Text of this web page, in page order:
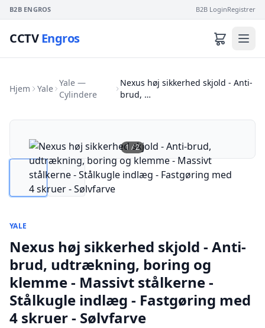
B2B ENGROS B2B LoginRegistrer
CCTVEngros
Hjem Yale
Yale —
Cylindere
Nexus høj sikkerhed skjold - Anti-
brud, …
1 /2
YALE
Nexus høj sikkerhed skjold - Anti-
brud, udtrækning, boring og
klemme - Massivt stålkerne -
Stålkugle indlæg - Fastgøring med
4 skruer - Sølvfarve